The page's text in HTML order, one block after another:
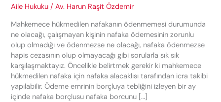
Aile Hukuku /Av. Harun Raşit Özdemir
Mahkemece hükmedilen nafakanın ödenmemesi durumunda
ne olacağı, çalışmayan kişinin nafaka ödemesinin zorunlu
olup olmadığı ve ödenmezse ne olacağı, nafaka ödenmezse
hapis cezasının olup olmayacağı gibi sorularla sık sık
karşılaşmaktayız. Öncelikle belirtmek gerekir ki mahkemece
hükmedilen nafaka için nafaka alacaklısı tarafından icra takibi
yapılabilir. Ödeme emrinin borçluya tebliğini izleyen bir ay
içinde nafaka borçlusu nafaka borcunu […]